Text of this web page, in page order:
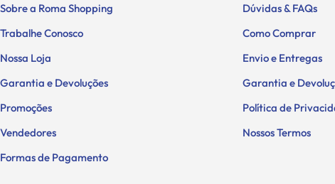
Sobre a Roma Shopping
Trabalhe Conosco
Nossa Loja
Garantia e Devoluções
Promoções
Vendedores
Formas de Pagamento
Dúvidas & FAQs
Como Comprar
Envio e Entregas
Garantia e
Política de
Nossos Termos